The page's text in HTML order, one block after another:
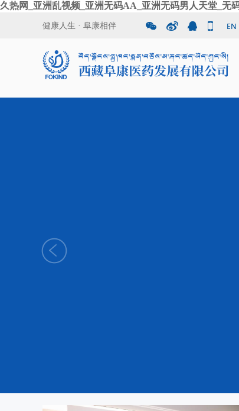
久热网_亚洲乱视频_亚洲无码AA_亚洲无码男人天堂_无
健康人生 · 阜康相伴